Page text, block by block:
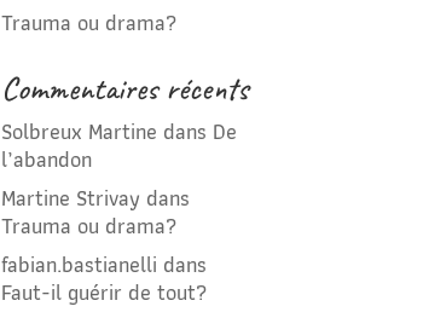
Trauma ou drama?
Commentaires récents
Solbreux Martine dans De
l’abandon
Martine Strivay dans
Trauma ou drama?
fabian.bastianelli dans
Faut-il guérir de tout?